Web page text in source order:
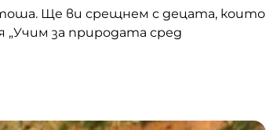
Ще ви срещнем с децата, които
„Учим за природата сред